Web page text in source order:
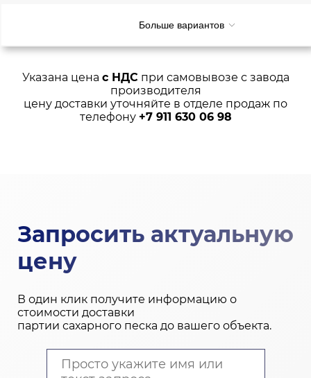
Больше вариантов
Указана цена с НДС при самовывозе с завода
производителя
цену доставки уточняйте в отделе продаж по
телефону +7 911 630 06 98
Запросить актуальную
цену
В один клик получите информацию о
стоимости доставки
партии сахарного песка до вашего объекта.